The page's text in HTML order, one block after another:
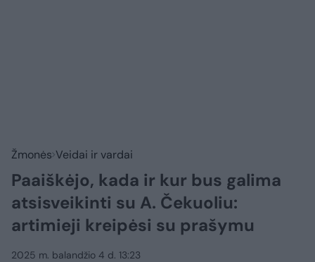
Žmonės Veidai ir vardai
Paaiškėjo, kada ir kur bus galima
atsisveikinti su A. Čekuoliu:
artimieji kreipėsi su prašymu
2025 m. balandžio 4 d. 13:23